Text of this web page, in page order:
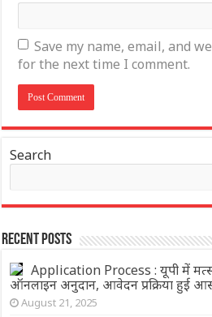
Save my name, email, and
for the next time I comment.
Search
Recent Posts
Application Process : यूपी में
ऑनलाइन अनुदान, आवेदन प्रक्रिया हुई
August 21, 2025